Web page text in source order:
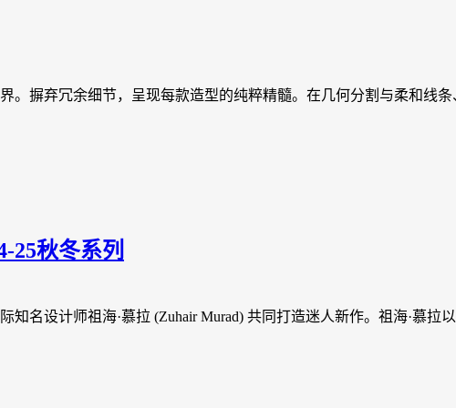
。摒弃冗余细节，呈现每款造型的纯粹精髓。在几何分割与柔和线
25秋冬系列
知名设计师祖海·慕拉 (Zuhair Murad) 共同打造迷人新作。祖海·慕